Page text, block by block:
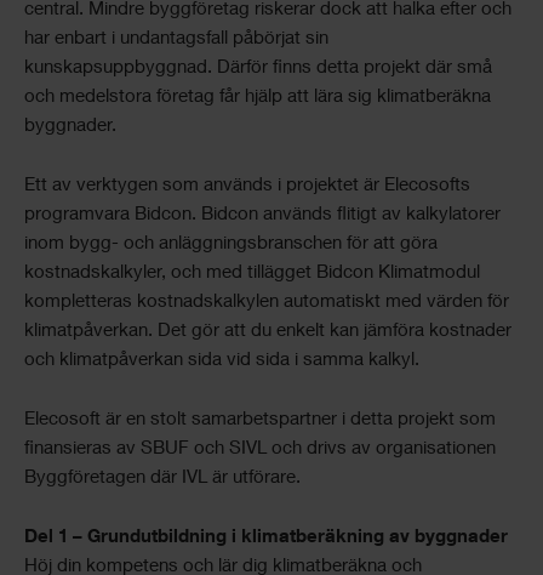
central. Mindre byggföretag riskerar dock att halka efter och
har enbart i undantagsfall påbörjat sin
kunskapsuppbyggnad. Därför finns detta projekt där små
och medelstora företag får hjälp att lära sig klimatberäkna
byggnader.
Ett av verktygen som används i projektet är Elecosofts
programvara Bidcon. Bidcon används flitigt av kalkylatorer
inom bygg- och anläggningsbranschen för att göra
kostnadskalkyler, och med tillägget Bidcon Klimatmodul
kompletteras kostnadskalkylen automatiskt med värden för
klimatpåverkan. Det gör att du enkelt kan jämföra kostnader
och klimatpåverkan sida vid sida i samma kalkyl.
Elecosoft är en stolt samarbetspartner i detta projekt som
finansieras av SBUF och SIVL och drivs av organisationen
Byggföretagen där IVL är utförare.
Del 1 – Grundutbildning i klimatberäkning av byggnader
Höj din kompetens och lär dig klimatberäkna och